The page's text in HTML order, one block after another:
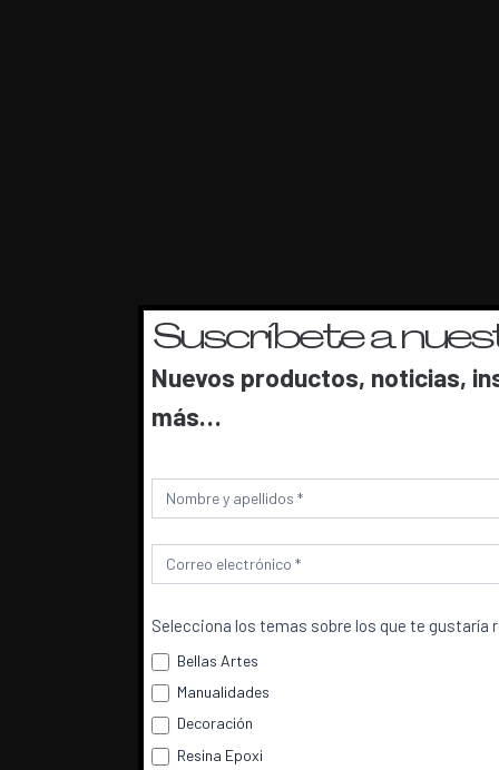
Suscríbete a
Nuevos productos, noticias,
más…
Newsletter
Selecciona los temas sobre los que te
Bellas Artes
Manualidades
Decoración
Resina Epoxi